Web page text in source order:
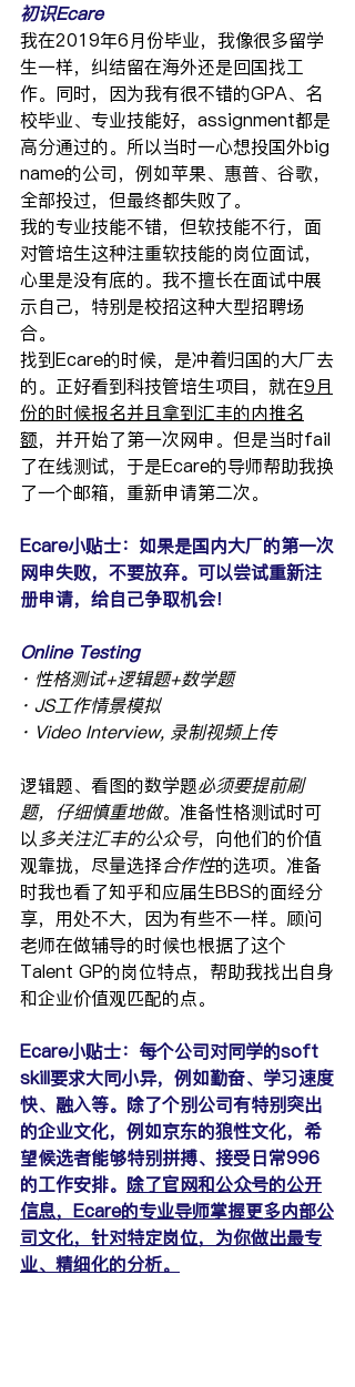
初识Ecare
我在2019年6月份毕业，我像很多留学
生一样，纠结留在海外还是回国找工
作。同时，因为我有很不错的GPA、名
校毕业、专业技能好，assignment都是
高分通过的。所以当时一心想投国外big
name的公司，例如苹果、惠普、谷歌，
全部投过，但最终都失败了。
我的专业技能不错，但软技能不行，面
对管培生这种注重软技能的岗位面试，
心里是没有底的。我不擅长在面试中展
示自己，特别是校招这种大型招聘场
合。
找到Ecare的时候，是冲着归国的大厂去
的。正好看到科技管培生项目，就在9月
份的时候报名并且拿到汇丰的内推名
额，并开始了第一次网申。但是当时fail
了在线测试，于是Ecare的导师帮助我换
了一个邮箱，重新申请第二次。
Ecare小贴士：如果是国内大厂的第一次
网申失败，不要放弃。可以尝试重新注
册申请，给自己争取机会！
Online Testing
· 性格测试+逻辑题+数学题
· JS工作情景模拟
· Video Interview, 录制视频上传
逻辑题、看图的数学题必须要提前刷
题，仔细慎重地做。准备性格测试时可
以 多关注汇丰的公众号，向他们的价值
观靠拢，尽量选择合作性的选项。准备
时我也看了知乎和应届生BBS的面经分
享，用处不大，因为有些不一样。顾问
老师在做辅导的时候也根据了这个
Talent GP的岗位特点，帮助我找出自身
和企业价值观匹配的点。
Ecare小贴士：每个公司对同学的soft
skill要求大同小异，例如勤奋、学习速度
快、融入等。除了个别公司有特别突出
的企业文化，例如京东的狼性文化，希
望候选者能够特别拼搏、接受日常996
的工作安排。 除了官网和公众号的公开
信息，Ecare的专业导师掌握更多内部公
司文化，针对特定岗位，为你做出最专
业、精细化的分析。